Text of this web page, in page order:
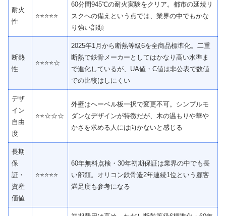
耐火
性
⭐⭐⭐⭐⭐
60分間945℃の耐火実験をクリア。都市の延焼リ
スクへの備えという点では、業界の中でもかな
り強い部類
断熱
性
⭐⭐⭐⭐☆
2025年1月から断熱等級6を全商品標準化。二重
断熱で鉄骨メーカーとしてはかなり高い水準ま
で進化しているが、UA値・C値は非公表で数値
での比較はしにくい
デザ
イン
自由
度
⭐⭐☆☆☆
外壁はヘーベル板一択で変更不可。シンプルモ
ダンなデザインが特徴だが、木の温もりや華や
かさを求める人には向かないと感じる
長期
保
証・
資産
価値
⭐⭐⭐⭐⭐
60年無料点検・30年初期保証は業界の中でも長
い部類。オリコン鉄骨造2年連続1位という顧客
満足度も参考になる